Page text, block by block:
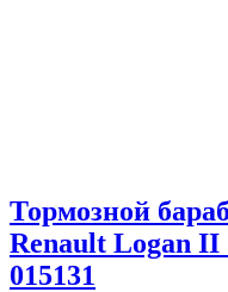
Тормозной
Renault Logan II
015131